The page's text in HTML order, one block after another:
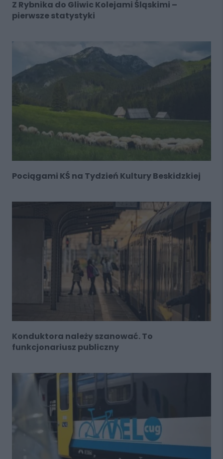
Z Rybnika do Gliwic Kolejami Śląskimi –
pierwsze statystyki
Pociągami KŚ na Tydzień Kultury Beskidzkiej
Konduktora należy szanować. To
funkcjonariusz publiczny